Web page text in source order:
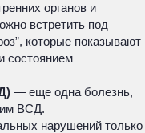
органов и
встретить под
которые показывают
состоянием
— еще одна болезнь,
ВСД.
нарушений только